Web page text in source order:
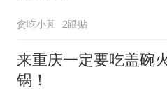
贪吃小芃 2跟贴
来重庆一定要吃盖碗
锅！